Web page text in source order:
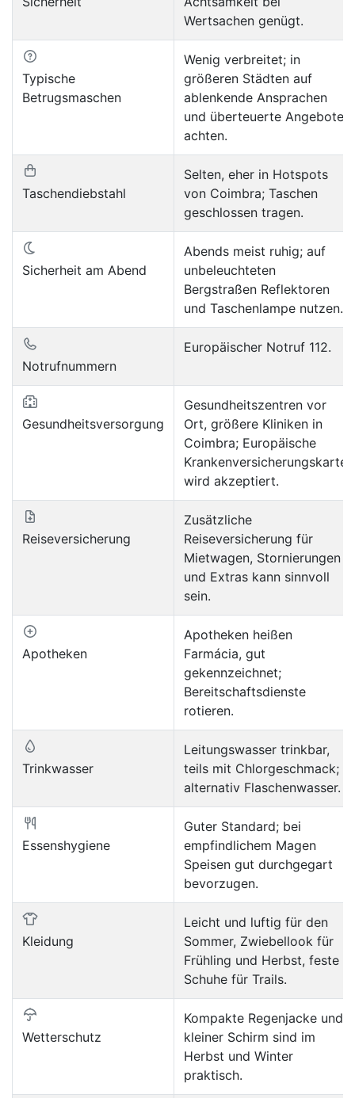
Wertsachen genügt.
Typische
Betrugsmaschen
Wenig verbreitet; in
größeren Städten auf
ablenkende Ansprachen
und überteuerte Angebote
achten.
Taschendiebstahl
Selten, eher in Hotspots
von Coimbra; Taschen
geschlossen tragen.
Sicherheit am Abend
Abends meist ruhig; auf
unbeleuchteten
Bergstraßen Reflektoren
und Taschenlampe nutzen.
Notrufnummern
Europäischer Notruf 112.
Gesundheitsversorgung
Gesundheitszentren vor
Ort, größere Kliniken in
Coimbra; Europäische
Krankenversicherungskarte
wird akzeptiert.
Reiseversicherung
Zusätzliche
Reiseversicherung für
Mietwagen, Stornierungen
und Extras kann sinnvoll
sein.
Apotheken
Apotheken heißen
Farmácia, gut
gekennzeichnet;
Bereitschaftsdienste
rotieren.
Trinkwasser
Leitungswasser trinkbar,
teils mit Chlorgeschmack;
alternativ Flaschenwasser.
Essenshygiene
Guter Standard; bei
empfindlichem Magen
Speisen gut durchgegart
bevorzugen.
Kleidung
Leicht und luftig für den
Sommer, Zwiebellook für
Frühling und Herbst, feste
Schuhe für Trails.
Wetterschutz
Kompakte Regenjacke und
kleiner Schirm sind im
Herbst und Winter
praktisch.